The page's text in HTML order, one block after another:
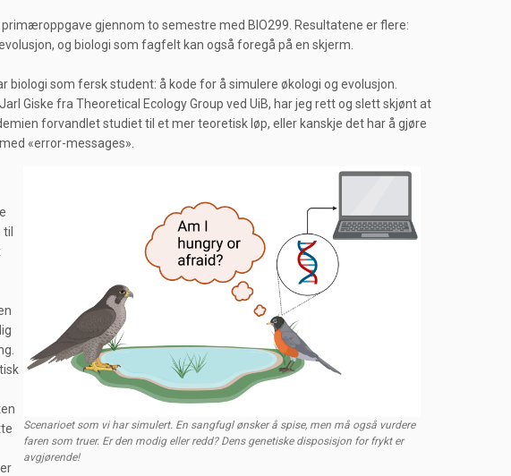
gjennom to semestre med BIO299. Resultatene er flere:
og biologi som fagfelt kan også foregå på en skjerm.
som fersk student: å kode for å simulere økologi og evolusjon.
Giske fra Theoretical Ecology Group ved UiB, har jeg rett og slett skjønt at
forvandlet studiet til et mer teoretisk løp, eller kanskje det har å gjøre
«error-messages».
Scenarioet som vi har simulert. En sangfugl ønsker å spise, men må også vurdere
faren som truer. Er den modig eller redd? Dens genetiske disposisjon for frykt er
avgjørende!